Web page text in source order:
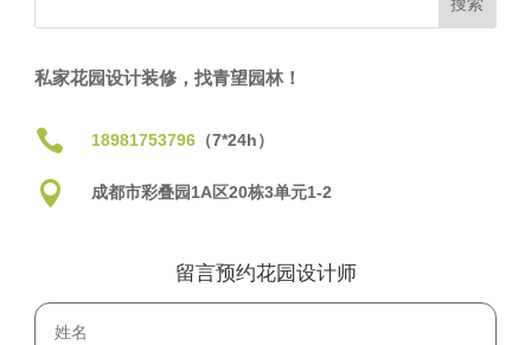
私家花园设计装修，找青望园林！
 18981753796（7*24h）
 成都市彩叠园1A区20栋3单元1-2
留言预约花园设计师